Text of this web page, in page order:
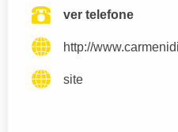
ver telefone
http://
site